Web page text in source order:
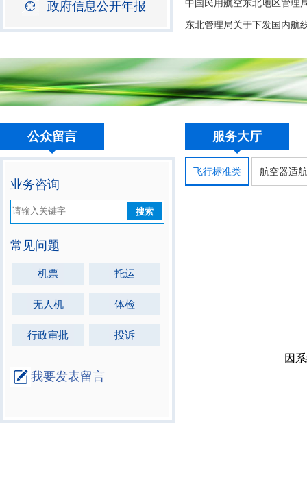
政府信息公开年报 中国民用航空东北地区管理
公众留言
业务咨询
搜索
常见问题
机票 托运
无人机 体检
行政审批 投诉
我要发表留言
服务大厅
飞行标准类 航空器适